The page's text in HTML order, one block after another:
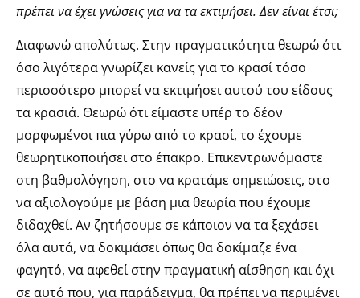
πρέπει να έχει γνώσεις για να τα εκτιμήσει. Δεν είναι έτσι;
Διαφωνώ απολύτως. Στην πραγματικότητα θεωρώ ότι
όσο λιγότερα γνωρίζει κανείς για το κρασί τόσο
περισσότερο μπορεί να εκτιμήσει αυτού του είδους
τα κρασιά. Θεωρώ ότι είμαστε υπέρ το δέον
μορφωμένοι πια γύρω από το κρασί, το έχουμε
θεωρητικοποιήσει στο έπακρο. Επικεντρωνόμαστε
στη βαθμολόγηση, στο να κρατάμε σημειώσεις, στο
να αξιολογούμε με βάση μια θεωρία που έχουμε
διδαχθεί. Αν ζητήσουμε σε κάποιον να τα ξεχάσει
όλα αυτά, να δοκιμάσει όπως θα δοκίμαζε ένα
φαγητό, να αφεθεί στην πραγματική αίσθηση και όχι
σε αυτό που, για παράδειγμα, θα πρέπει να περιμένει